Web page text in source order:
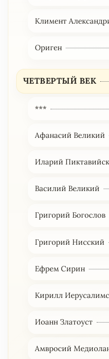
Климент
Ориген
ЧЕТВЕРТЫЙ ВЕК
***
Афанасий Великий
Иларий
Василий Великий
Григорий Богослов
Григорий Нисский
Ефрем Сирин
Кирилл
Иоанн Златоуст
Амвросий